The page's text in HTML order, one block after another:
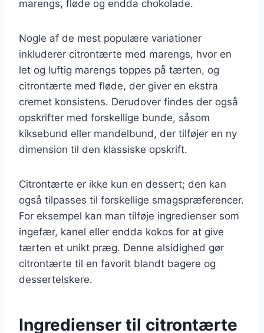
marengs, fløde og endda chokolade.
Nogle af de mest populære variationer
inkluderer citrontærte med marengs, hvor en
let og luftig marengs toppes på tærten, og
citrontærte med fløde, der giver en ekstra
cremet konsistens. Derudover findes der også
opskrifter med forskellige bunde, såsom
kiksebund eller mandelbund, der tilføjer en ny
dimension til den klassiske opskrift.
Citrontærte er ikke kun en dessert; den kan
også tilpasses til forskellige smagspræferencer.
For eksempel kan man tilføje ingredienser som
ingefær, kanel eller endda kokos for at give
tærten et unikt præg. Denne alsidighed gør
citrontærte til en favorit blandt bagere og
dessertelskere.
Ingredienser til citrontærte